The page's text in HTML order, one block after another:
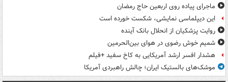
ماجرای پیاده روی اربعین حاج رمضان
این دیپلماسی نمایشی، شکست خورده است
روایت پزشکیان از انحلال بانک آینده
شمیم خوش رضوی در هوای بین‌الحرمین
هشدار افسر ارشد آمریکایی به کاخ سفید +فیلم
موشک‌های بالستیک ایران؛ چالش راهبردی آمریکا